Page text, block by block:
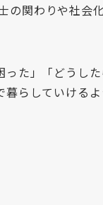
の関わりや社会
た」「どうし
らしていける